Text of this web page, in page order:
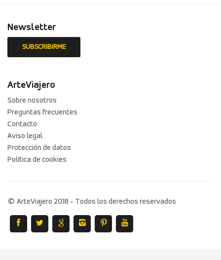
Newsletter
ArteViajero
Sobre nosotros
Preguntas frecuentes
Contacto
Aviso legal
Protección de datos
Política de cookies
© ArteViajero 2018 - Todos los derechos reservados